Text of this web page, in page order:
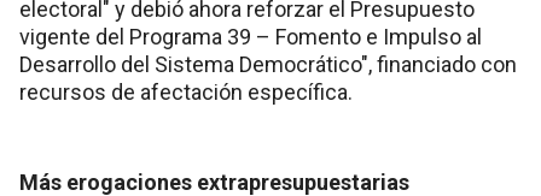
electoral" y debió ahora reforzar el Presupuesto
vigente del Programa 39 – Fomento e Impulso al
Desarrollo del Sistema Democrático", financiado con
recursos de afectación específica.
Más erogaciones extrapresupuestarias